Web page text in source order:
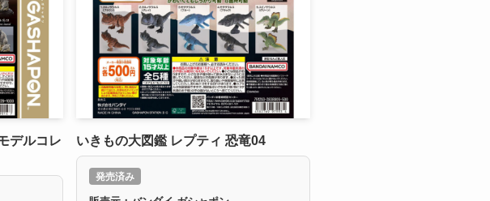
デルコレ
いきもの大図鑑 レプティ 恐竜04
発売済み